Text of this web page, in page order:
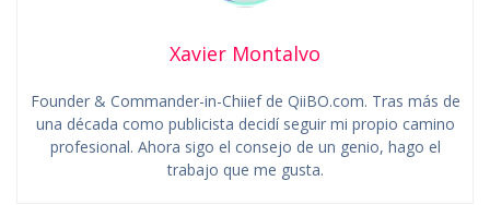
Xavier Montalvo
Founder & Commander-in-Chiief de QiiBO.com. Tras más de
una década como publicista decidí seguir mi propio camino
profesional. Ahora sigo el consejo de un genio, hago el
trabajo que me gusta.